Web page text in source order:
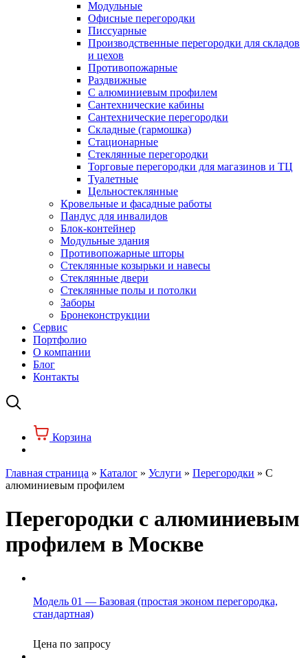
Модульные
Офисные перегородки
Писсуарные
Производственные перегородки для складов
и цехов
Противопожарные
Раздвижные
С алюминиевым профилем
Сантехнические кабины
Сантехнические перегородки
Складные (гармошка)
Стационарные
Стеклянные перегородки
Торговые перегородки для магазинов и ТЦ
Туалетные
Цельностеклянные
Кровельные и фасадные работы
Пандус для инвалидов
Блок-контейнер
Модульные здания
Противопожарные шторы
Стеклянные козырьки и навесы
Стеклянные двери
Стеклянные полы и потолки
Заборы
Бронеконструкции
Сервис
Портфолио
О компании
Блог
Контакты
Корзина
Главная страница » Каталог » Услуги » Перегородки » С
алюминиевым профилем
Перегородки с алюминиевым
профилем в Москве
Модель 01 — Базовая (простая эконом перегородка,
стандартная)
Цена по запросу